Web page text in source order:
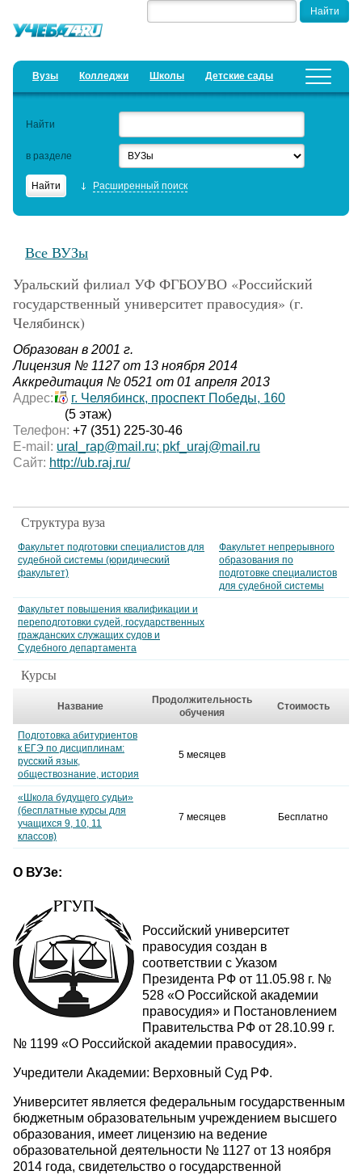
Вузы Колледжи Школы Детские сады
Добавить уч. заведение Предложить новость
Актуальные статьи
Найти
в разделе
Расширенный поиск
Все ВУЗы
Уральский филиал УФ ФГБОУВО «Российский
государственный университет правосудия» (г.
Челябинск)
Образован в 2001 г.
Лицензия № 1127 от 13 ноября 2014
Аккредитация № 0521 от 01 апреля 2013
Адрес:
г. Челябинск, проспект Победы, 160
(5 этаж)
Телефон: +7 (351) 225-30-46
E-mail: ural_rap@mail.ru; pkf_uraj@mail.ru
Сайт: http://ub.raj.ru/
Структура вуза
Факультет подготовки специалистов для
судебной системы (юридический
факультет)
Факультет непрерывного
образования по
подготовке специалистов
для судебной системы
Факультет повышения квалификации и
переподготовки судей, государственных
гражданских служащих судов и
Судебного департамента
Курсы
Название
Продолжительность
обучения
Стоимость
Подготовка абитуриентов
к ЕГЭ по дисциплинам:
русский язык,
обществознание, история
5 месяцев
«Школа будущего судьи»
(бесплатные курсы для
учащихся 9, 10, 11
классов)
7 месяцев Бесплатно
О ВУЗе:
Российский университет
правосудия создан в
соответствии с Указом
Президента РФ от 11.05.98 г. №
528 «О Российской академии
правосудия» и Постановлением
Правительства РФ от 28.10.99 г.
№ 1199 «О Российской академии правосудия».
Учредители Академии: Верховный Суд РФ.
Университет является федеральным государственным
бюджетным образовательным учреждением высшего
образования, имеет лицензию на ведение
образовательной деятельности № 1127 от 13 ноября
2014 года, свидетельство о государственной